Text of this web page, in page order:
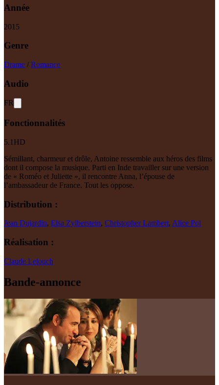
Année
2015
Genre
Drame / Romance
Audio
FR
Fonctionnalités
5.1 HD
Sémillant, charmeur et drôle, Antoine ressemble aux héros des films
dont il compose la musique. Parti en Inde travailler sur une version
de « Roméo et Juliette », il rencontre Anna, l’épouse de
l’ambassadeur de France. Tout les oppose.
Distribution :
Jean Dujardin, Elsa Zylberstein, Christopher Lambert, Alice Pol
Réalisation :
Claude Lelouch
Bande-annonce